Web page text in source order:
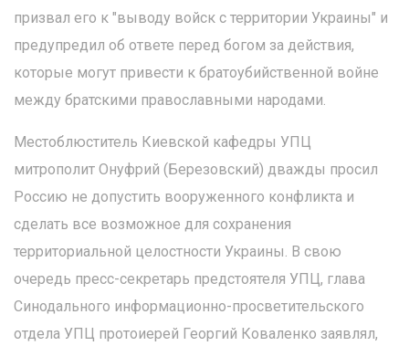
призвал его к "выводу войск с территории Украины" и
предупредил об ответе перед богом за действия,
которые могут привести к братоубийственной войне
между братскими православными народами.
Местоблюститель Киевской кафедры УПЦ
митрополит Онуфрий (Березовский) дважды просил
Россию не допустить вооруженного конфликта и
сделать все возможное для сохранения
территориальной целостности Украины. В свою
очередь пресс-секретарь предстоятеля УПЦ, глава
Синодального информационно-просветительского
отдела УПЦ протоиерей Георгий Коваленко заявлял,